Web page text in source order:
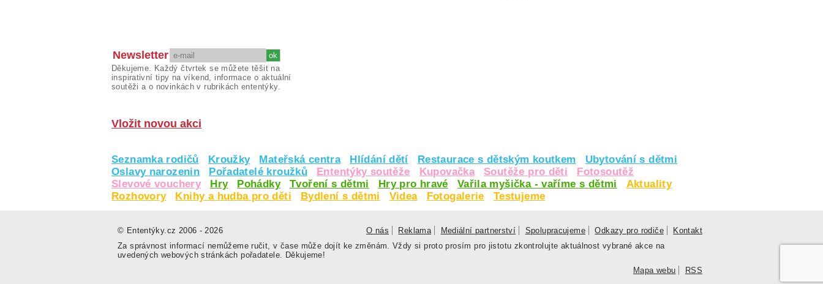
Newsletter
Děkujeme. Každý čtvrtek se můžete těšit na
inspirativní tipy na víkend, informace o aktuální
soutěži a o novinkách v rubrikách ententýky.
Vložit novou akci
Seznamka rodičů Kroužky Mateřská centra Hlídání dětí Restaurace s dětským koutkem
Ubytování s dětmi
Oslavy narozenin
Pořadatelé kroužků Ententýky soutěže Kupovačka Soutěže pro děti
Fotosoutěž
Slevové vouchery
Hry Pohádky Tvoření s dětmi Hry pro hravé Vařila myšička - vaříme s dětmi
Aktuality
Rozhovory
Knihy a hudba pro děti Bydlení s dětmi Videa Fotogalerie Testujeme
O nás Reklama Mediální partnerství Spolupracujeme Odkazy pro rodiče Kontakt
© Ententýky.cz 2006 - 2026
Za správnost informací nemůžeme ručit, v čase může dojít ke změnám. Vždy si proto prosím pro jistotu zkontrolujte aktuálnost vybrané akce na
uvedených webových stránkách pořadatele. Děkujeme!
Mapa webu
RSS